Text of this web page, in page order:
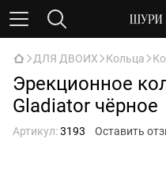
ДЛЯ ДВОИХ Кольца
Эрекционное
Gladiator чёрное
Артикул:3193 Оставить